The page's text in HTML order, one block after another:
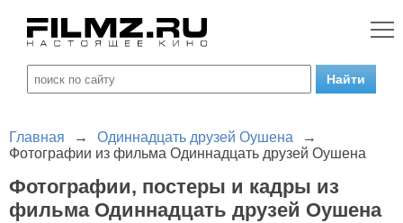
Главная → Одиннадцать друзей Оушена
→
Фотографии из фильма Одиннадцать друзей Оушена
Фотографии, постеры и кадры из
фильма Одиннадцать друзей Оушена